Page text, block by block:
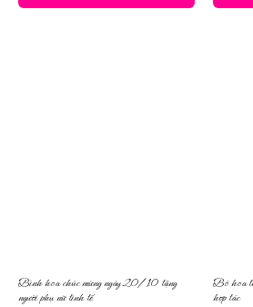
Bình hoa chúc mừng ngày 20/10 tặng
người phụ nữ tinh tế
Bó hoa
hợp tác